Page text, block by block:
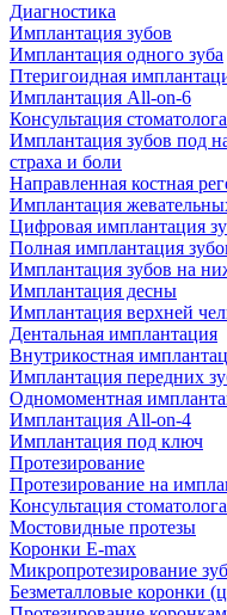
Диагностика
Имплантация зубов
Имплантация одного зуба
Птеригоидная
Имплантация All-on-6
Консультация
Имплантация зубов под
страха и боли
Направленная костная
Имплантация
Цифровая имплантация
Полная имплантация
Имплантация зубов на
Имплантация десны
Имплантация верхней
Дентальная имплантация
Внутрикостная
Имплантация передних
Одномоментная
Имплантация All-on-4
Имплантация под ключ
Протезирование
Протезирование на
Консультация
Мостовидные протезы
Коронки E-max
Микропротезирование
Безметалловые коронки